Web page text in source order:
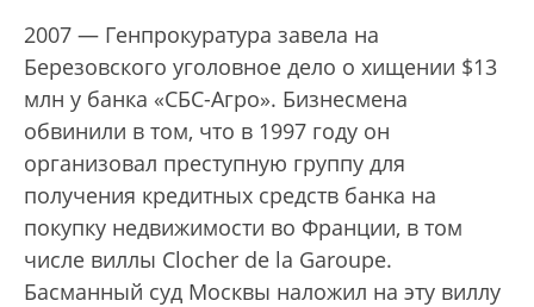
2007 — Генпрокуратура завела на
Березовского уголовное дело о хищении $13
млн у банка «СБС-Агро». Бизнесмена
обвинили в том, что в 1997 году он
организовал преступную группу для
получения кредитных средств банка на
покупку недвижимости во Франции, в том
числе виллы Clocher de la Garoupe.
Басманный суд Москвы наложил на эту виллу